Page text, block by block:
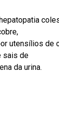
utensílios de
sais de
da urina.